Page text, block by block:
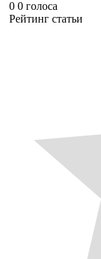
0 0 голоса
Рейтинг статьи